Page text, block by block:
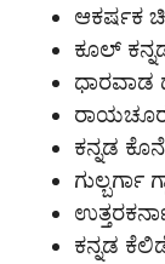
ಆಕರ್ಷಕ
ಕೂಲ್
ಧಾರವಾಡ
ಕನ್ನಡ
ಕನ್ನಡ